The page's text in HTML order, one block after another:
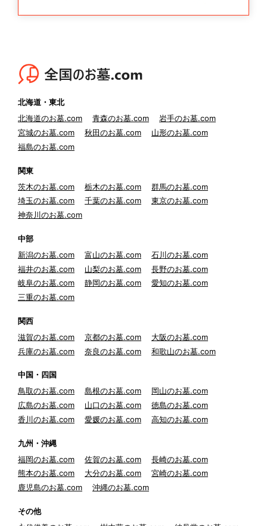
北海道・東北
北海道のお墓.com
青森のお墓.com
岩手のお墓.com
宮城のお墓.com
秋田のお墓.com
山形のお墓.com
福島のお墓.com
関東
茨木のお墓.com
栃木のお墓.com
群馬のお墓.com
埼玉のお墓.com
千葉のお墓.com
東京のお墓.com
神奈川のお墓.com
中部
新潟のお墓.com
富山のお墓.com
石川のお墓.com
福井のお墓.com
山梨のお墓.com
長野のお墓.com
岐阜のお墓.com
静岡のお墓.com
愛知のお墓.com
三重のお墓.com
関西
滋賀のお墓.com
京都のお墓.com
大阪のお墓.com
兵庫のお墓.com
奈良のお墓.com 和歌山のお墓.com
中国・四国
鳥取のお墓.com
島根のお墓.com
岡山のお墓.com
広島のお墓.com
山口のお墓.com
徳島のお墓.com
香川のお墓.com
愛媛のお墓.com 高知のお墓.com
九州・沖縄
福岡のお墓.com
佐賀のお墓.com
長崎のお墓.com
熊本のお墓.com
大分のお墓.com
宮崎のお墓.com
鹿児島のお墓.com
沖縄のお墓.com
その他